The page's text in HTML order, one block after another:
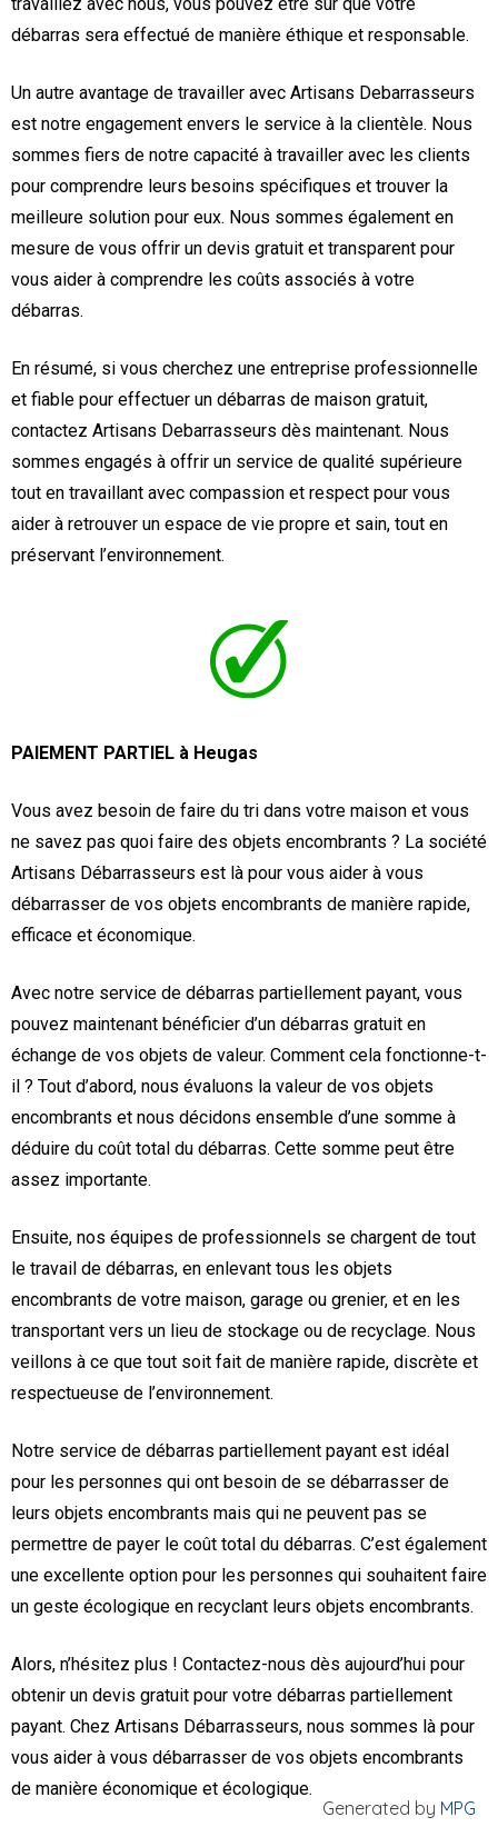
débarras sera effectué de manière éthique et responsable.
Un autre avantage de travailler avec Artisans Debarrasseurs
est notre engagement envers le service à la clientèle. Nous
sommes fiers de notre capacité à travailler avec les clients
pour comprendre leurs besoins spécifiques et trouver la
meilleure solution pour eux. Nous sommes également en
mesure de vous offrir un devis gratuit et transparent pour
vous aider à comprendre les coûts associés à votre
débarras.
En résumé, si vous cherchez une entreprise professionnelle
et fiable pour effectuer un débarras de maison gratuit,
contactez Artisans Debarrasseurs dès maintenant. Nous
sommes engagés à offrir un service de qualité supérieure
tout en travaillant avec compassion et respect pour vous
aider à retrouver un espace de vie propre et sain, tout en
préservant l’environnement.
PAIEMENT PARTIEL à Heugas
Vous avez besoin de faire du tri dans votre maison et vous
ne savez pas quoi faire des objets encombrants ? La société
Artisans Débarrasseurs est là pour vous aider à vous
débarrasser de vos objets encombrants de manière rapide,
efficace et économique.
Avec notre service de débarras partiellement payant, vous
pouvez maintenant bénéficier d’un débarras gratuit en
échange de vos objets de valeur. Comment cela fonctionne-t-
il ? Tout d’abord, nous évaluons la valeur de vos objets
encombrants et nous décidons ensemble d’une somme à
déduire du coût total du débarras. Cette somme peut être
assez importante.
Ensuite, nos équipes de professionnels se chargent de tout
le travail de débarras, en enlevant tous les objets
encombrants de votre maison, garage ou grenier, et en les
transportant vers un lieu de stockage ou de recyclage. Nous
veillons à ce que tout soit fait de manière rapide, discrète et
respectueuse de l’environnement.
Notre service de débarras partiellement payant est idéal
pour les personnes qui ont besoin de se débarrasser de
leurs objets encombrants mais qui ne peuvent pas se
permettre de payer le coût total du débarras. C’est également
une excellente option pour les personnes qui souhaitent faire
un geste écologique en recyclant leurs objets encombrants.
Alors, n’hésitez plus ! Contactez-nous dès aujourd’hui pour
obtenir un devis gratuit pour votre débarras partiellement
payant. Chez Artisans Débarrasseurs, nous sommes là pour
vous aider à vous débarrasser de vos objets encombrants
de manière économique et écologique.
Generated by MPG